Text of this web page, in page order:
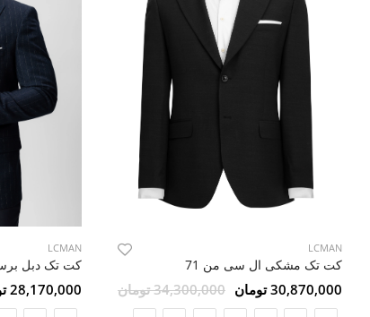
LCMAN
کت تک مشکی ال سی من 71
30,870,000 تومان 34,300,000 تومان
LCMAN
28,170,000 تومان